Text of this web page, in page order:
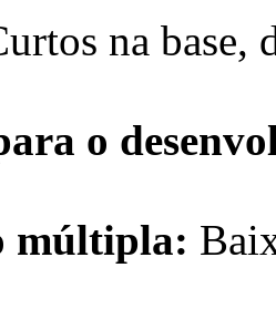
na base,
o
múltipla: